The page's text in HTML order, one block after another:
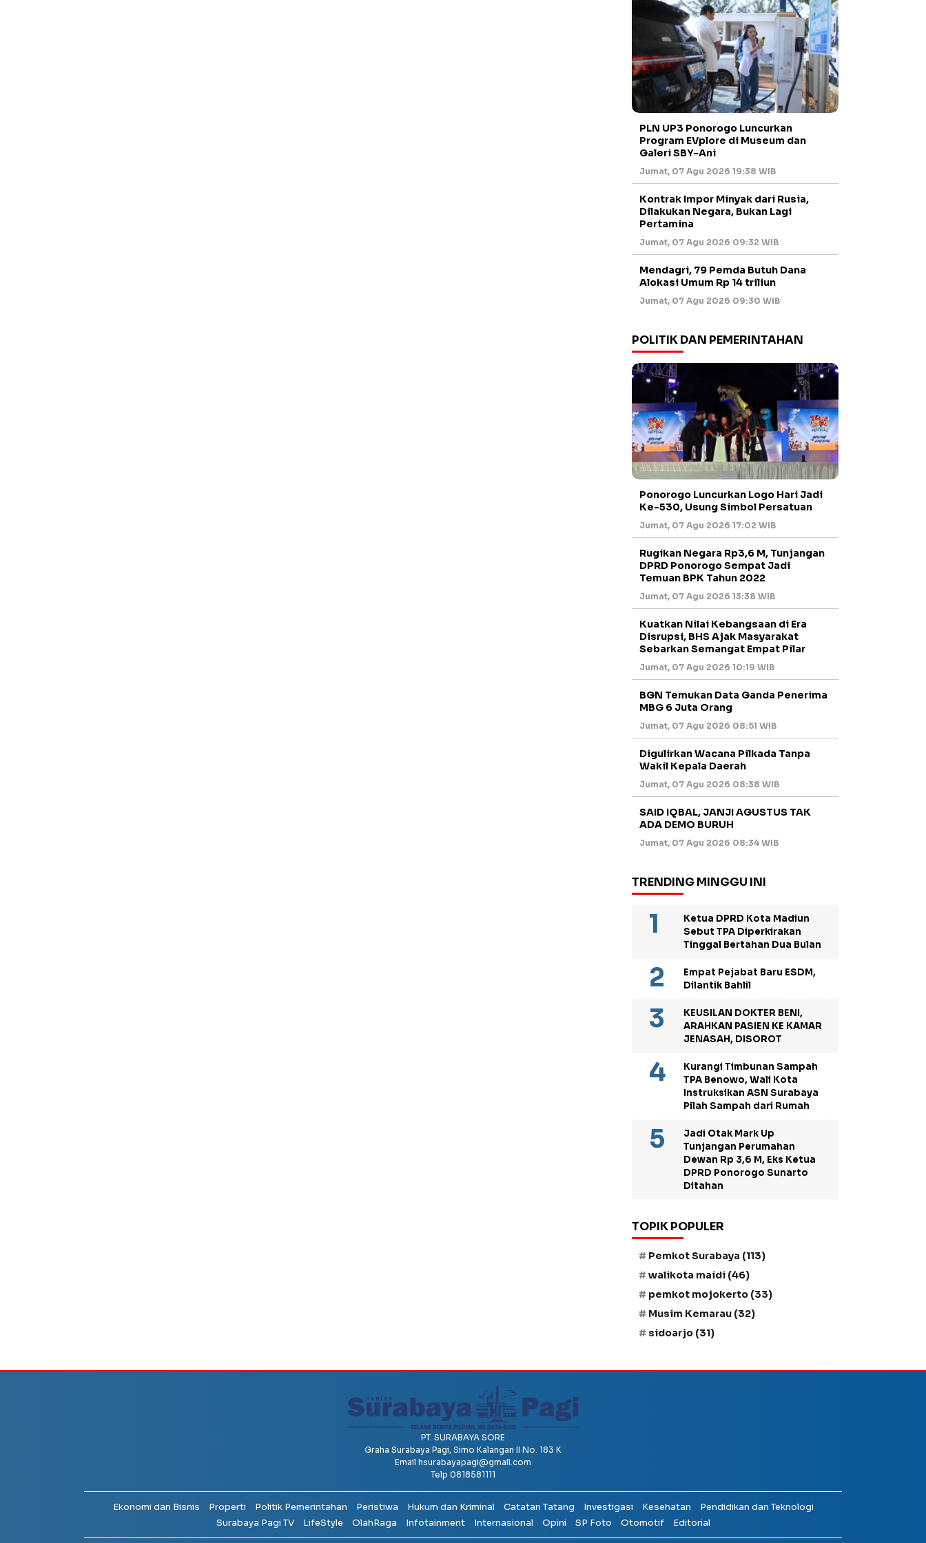
PLN UP3 Ponorogo Luncurkan
Program EVplore di Museum dan
Galeri SBY-Ani
Jumat, 07 Agu 2026 19:38 WIB
Kontrak Impor Minyak dari Rusia,
Dilakukan Negara, Bukan Lagi
Pertamina
Jumat, 07 Agu 2026 09:32 WIB
Mendagri, 79 Pemda Butuh Dana
Alokasi Umum Rp 14 triliun
Jumat, 07 Agu 2026 09:30 WIB
POLITIK DAN PEMERINTAHAN
Ponorogo Luncurkan Logo Hari Jadi
Ke-530, Usung Simbol Persatuan
Jumat, 07 Agu 2026 17:02 WIB
Rugikan Negara Rp3,6 M, Tunjangan
DPRD Ponorogo Sempat Jadi
Temuan BPK Tahun 2022
Jumat, 07 Agu 2026 13:38 WIB
Kuatkan Nilai Kebangsaan di Era
Disrupsi, BHS Ajak Masyarakat
Sebarkan Semangat Empat Pilar
Jumat, 07 Agu 2026 10:19 WIB
BGN Temukan Data Ganda Penerima
MBG 6 Juta Orang
Jumat, 07 Agu 2026 08:51 WIB
Digulirkan Wacana Pilkada Tanpa
Wakil Kepala Daerah
Jumat, 07 Agu 2026 08:38 WIB
SAID IQBAL, JANJI AGUSTUS TAK
ADA DEMO BURUH
Jumat, 07 Agu 2026 08:34 WIB
TRENDING MINGGU INI
Ketua DPRD Kota Madiun
Sebut TPA Diperkirakan
Tinggal Bertahan Dua Bulan
Empat Pejabat Baru ESDM,
Dilantik Bahlil
KEUSILAN DOKTER BENI,
ARAHKAN PASIEN KE KAMAR
JENASAH, DISOROT
Kurangi Timbunan Sampah
TPA Benowo, Wali Kota
Instruksikan ASN Surabaya
Pilah Sampah dari Rumah
Jadi Otak Mark Up
Tunjangan Perumahan
Dewan Rp 3,6 M, Eks Ketua
DPRD Ponorogo Sunarto
Ditahan
TOPIK POPULER
Pemkot Surabaya (113)
walikota maidi (46)
pemkot mojokerto (33)
Musim Kemarau (32)
sidoarjo (31)
PT. SURABAYA SORE
Graha Surabaya Pagi, Simo Kalangan II No. 183 K
Email hsurabayapagi@gmail.com
Telp 0818581111
Ekonomi dan Bisnis Properti Politik Pemerintahan Peristiwa Hukum dan Kriminal Catatan Tatang Investigasi Kesehatan
Pendidikan dan Teknologi
Surabaya Pagi TV
LifeStyle OlahRaga Infotainment Internasional Opini SP Foto Otomotif Editorial